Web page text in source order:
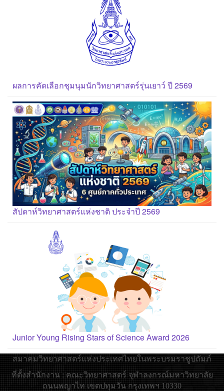
ผลการคัดเลือกชุมนุมนักวิทยาศาสตร์รุ่นเยาว์ ปี 2569
สัปดาห์วิทยาศาสตร์แห่งชาติ ประจำปี 2569
Junior Young Rising Stars of Science Award 2026
สมาคมวิทยาศาสตร์แห่งประเทศไทยในพระบรมราชูปถัมภ์
ที่ตั้งสำนักงาน : คณะวิทยาศาสตร์ จุฬาลงกรณ์มหาวิทยาลัย
ถนนพญาไท เขตปทุมวัน กรุงเทพฯ 10330